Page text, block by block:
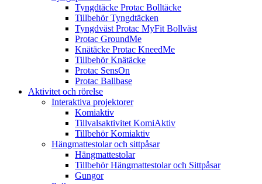
Tyngdtäcke Protac Bolltäcke
Tillbehör Tyngdtäcken
Tyngdväst Protac MyFit Bollväst
Protac GroundMe
Knätäcke Protac KneedMe
Tillbehör Knätäcke
Protac SensOn
Protac Ballbase
Aktivitet och rörelse
Interaktiva projektorer
Komiaktiv
Tillvalsaktivitet KomiAktiv
Tillbehör Komiaktiv
Hängmattestolar och sittpåsar
Hängmattestolar
Tillbehör Hängmattestolar och Sittpåsar
Gungor